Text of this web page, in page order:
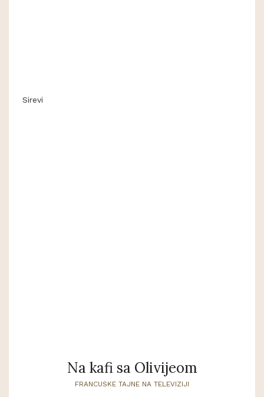
Sirevi
Na kafi sa Olivijeom
FRANCUSKE TAJNE NA TELEVIZIJI